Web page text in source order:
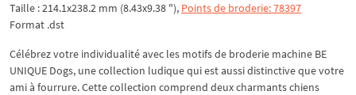
Taille : 214.1x238.2 mm (8.43x9.38 "), Points de broderie: 78397
Format .dst
Célébrez votre individualité avec les motifs de broderie machine BE
UNIQUE Dogs, une collection ludique qui est aussi distinctive que votre
ami à fourrure. Cette collection comprend deux charmants chiens